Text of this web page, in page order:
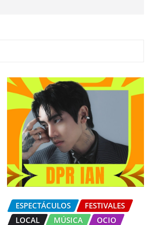
ESPECTÁCULOS
FESTIVALES
LOCAL
MÚSICA OCIO